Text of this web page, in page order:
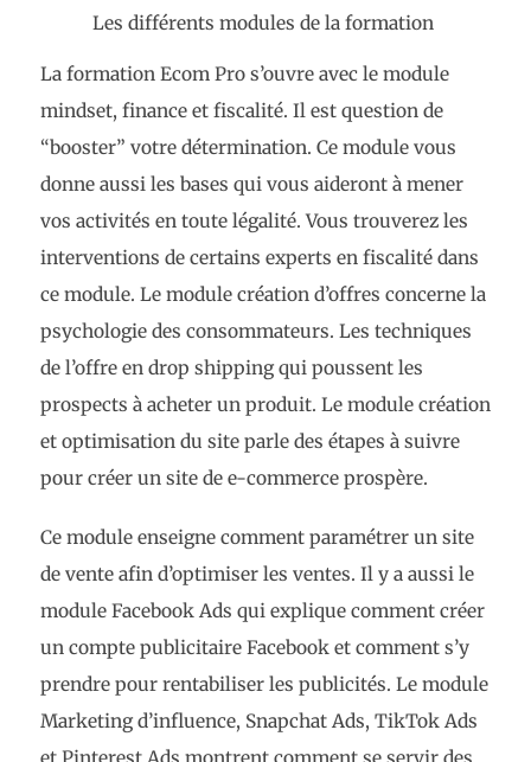
Les différents modules de la formation
La formation Ecom Pro s’ouvre avec le module
mindset, finance et fiscalité. Il est question de
“booster” votre détermination. Ce module vous
donne aussi les bases qui vous aideront à mener
vos activités en toute légalité. Vous trouverez les
interventions de certains experts en fiscalité dans
ce module. Le module création d’offres concerne la
psychologie des consommateurs. Les techniques
de l’offre en drop shipping qui poussent les
prospects à acheter un produit. Le module création
et optimisation du site parle des étapes à suivre
pour créer un site de e-commerce prospère.
Ce module enseigne comment paramétrer un site
de vente afin d’optimiser les ventes. Il y a aussi le
module Facebook Ads qui explique comment créer
un compte publicitaire Facebook et comment s’y
prendre pour rentabiliser les publicités. Le module
Marketing d’influence, Snapchat Ads, TikTok Ads